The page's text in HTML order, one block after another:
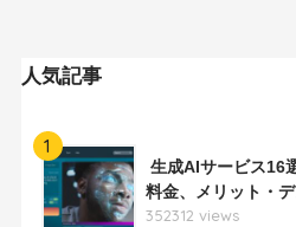
人気記事
1
生成AIサービス16
料金、メリット・
352312 views